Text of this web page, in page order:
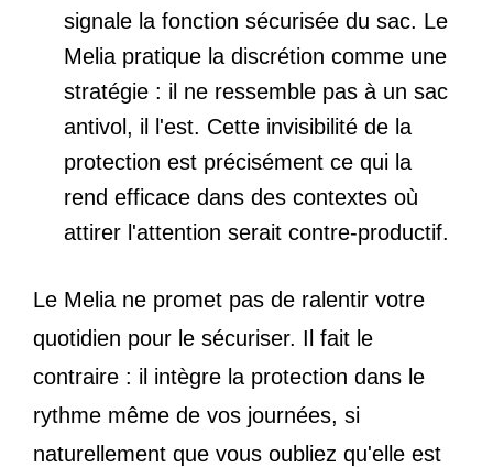
signale la fonction sécurisée du sac. Le
Melia pratique la discrétion comme une
stratégie : il ne ressemble pas à un sac
antivol, il l'est. Cette invisibilité de la
protection est précisément ce qui la
rend efficace dans des contextes où
attirer l'attention serait contre-productif.
Le Melia ne promet pas de ralentir votre
quotidien pour le sécuriser. Il fait le
contraire : il intègre la protection dans le
rythme même de vos journées, si
naturellement que vous oubliez qu'elle est